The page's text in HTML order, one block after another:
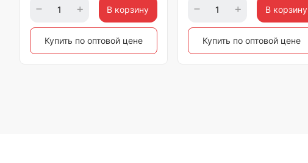
В корзину
Купить по оптовой цене
В корзину
Купить по оптовой цене